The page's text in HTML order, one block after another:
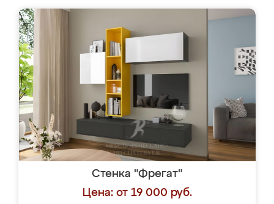
Стенка "Фрегат"
Цена: от 19 000 руб.